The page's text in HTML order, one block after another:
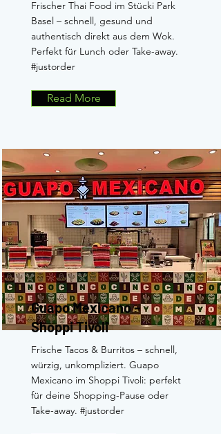
Frischer Thai Food im Stücki Park
Basel – schnell, gesund und
authentisch direkt aus dem Wok.
Perfekt für Lunch oder Take-away.
#justorder
Read More
Guapo Mexicano –
Shoppi Tivoli
Frische Tacos & Burritos – schnell,
würzig, unkompliziert. Guapo
Mexicano im Shoppi Tivoli: perfekt
für deine Shopping-Pause oder
Take-away. #justorder